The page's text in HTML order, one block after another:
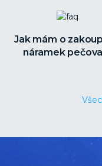
Jak mám o
náramek